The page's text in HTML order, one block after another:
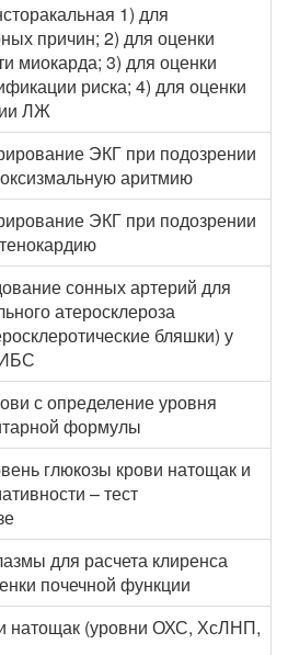
1) для
причин; 2) для оценки
миокарда; 3) для оценки
риска; 4) для оценки
ЛЖ
ЭКГ при подозрении
аритмию
ЭКГ при подозрении
сонных артерий для
атеросклероза
бляшки) у
с определение уровня
формулы
глюкозы крови натощак и
– тест
для расчета клиренса
почечной функции
натощак (уровни ОХС, ХсЛНП,